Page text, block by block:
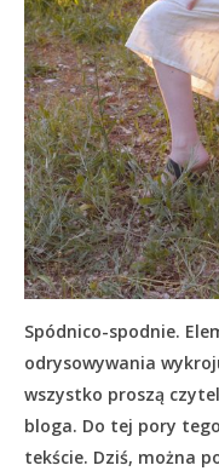
Spódnico-spodnie.
odrysowywania
wszystko proszą
bloga. Do tej pory
tekście. Dziś, można